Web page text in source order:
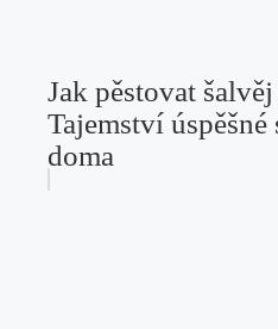
Jak pěstovat
Tajemství úspěšné
doma